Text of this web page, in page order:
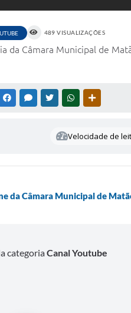
489 VISUALIZAÇÕES
da Câmara Municipal de
FACEBOOKMESSENGER
TWITTERWHATSAPP
Velocidade de
da Câmara Municipal de
categoriaCanal Youtube